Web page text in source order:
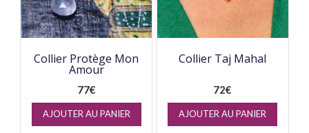
Collier Protège Mon
Amour
77€
AJOUTER AU PANIER
Collier Taj Mahal
72€
AJOUTER AU PANIER